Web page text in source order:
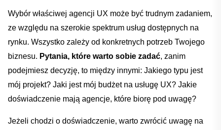
Wybór⁤ właściwej agencji UX może być​ trudnym zadaniem,
ze względu na szerokie spektrum usług dostępnych na
rynku. Wszystko ​zależy‌ od konkretnych potrzeb Twojego
biznesu. Pytania, które ‍warto​ sobie zadać, zanim
podejmiesz decyzję, to między ⁤innymi: Jakiego‍ typu ⁤jest
mój projekt?‍ Jaki jest mój budżet na ‌usługę UX? Jakie
doświadczenie mają agencje, które biorę pod uwagę?
Jeżeli chodzi o doświadczenie, warto​ zwrócić uwagę⁣ na